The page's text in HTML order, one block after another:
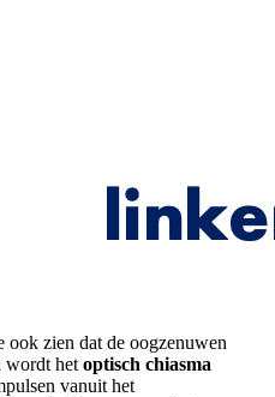
ook zien dat de oogzenuwen
wordt het optisch chiasma
vanuit het